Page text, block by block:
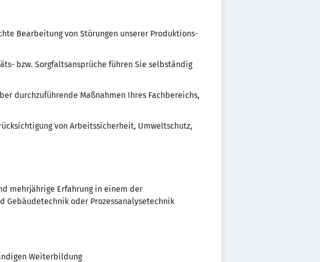
Bearbeitung von Störungen unserer Produktions-
bzw. Sorgfaltsansprüche führen Sie selbständig
durchzuführende Maßnahmen Ihres Fachbereichs,
von Arbeitssicherheit, Umweltschutz,
mehrjährige Erfahrung in einem der
Gebäudetechnik oder Prozessanalysetechnik
Weiterbildung